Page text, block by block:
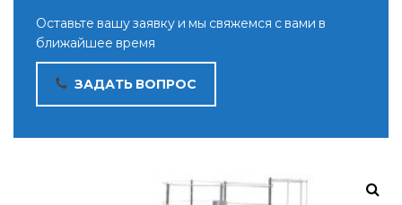
Оставьте вашу заявку и мы свяжемся с вами в
ближайшее время
ЗАДАТЬ ВОПРОС